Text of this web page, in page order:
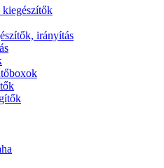
kiegészítők
irányítás